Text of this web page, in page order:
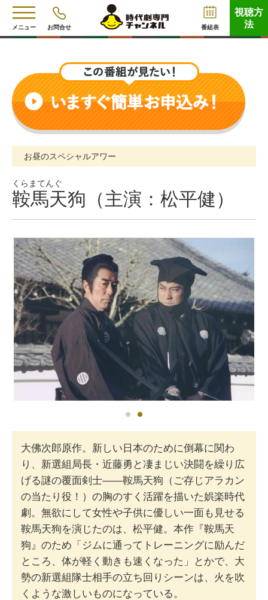
メニュー お問合せ 番組表
視聴方
法
お昼のスペシャルアワー
くらまてんぐ
鞍馬天狗（主演：松平健）
大佛次郎原作。新しい日本のために倒幕に関わ
り、新選組局長・近藤勇と凄まじい決闘を繰り広
げる謎の覆面剣士――鞍馬天狗（ご存じアラカン
の当たり役！）の胸のすく活躍を描いた娯楽時代
劇。無欲にして女性や子供に優しい一面も見せる
鞍馬天狗を演じたのは、松平健。本作『鞍馬天
狗』のため「ジムに通ってトレーニングに励んだ
ところ、体が軽く動きも速くなった」とかで、大
勢の新選組隊士相手の立ち回りシーンは、火を吹
くような激しいものになっている。